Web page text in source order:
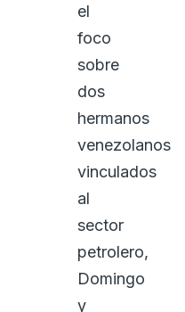
el
foco
sobre
dos
hermanos
venezolanos
vinculados
al
sector
petrolero,
Domingo
y